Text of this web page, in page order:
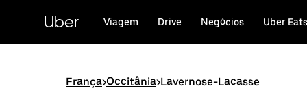
conteúdo
Uber Viagem Drive Negócios Uber Eats
França>Occitânia>Lavernose-Lacasse